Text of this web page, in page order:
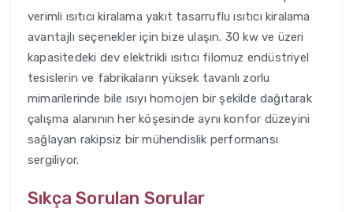
verimli ısıtıcı kiralama yakıt tasarruflu ısıtıcı kiralama
avantajlı seçenekler için bize ulaşın. 30 kw ve üzeri
kapasitedeki dev elektrikli ısıtıcı filomuz endüstriyel
tesislerin ve fabrikaların yüksek tavanlı zorlu
mimarilerinde bile ısıyı homojen bir şekilde dağıtarak
çalışma alanının her köşesinde aynı konfor düzeyini
sağlayan rakipsiz bir mühendislik performansı
sergiliyor.
Sıkça Sorulan Sorular